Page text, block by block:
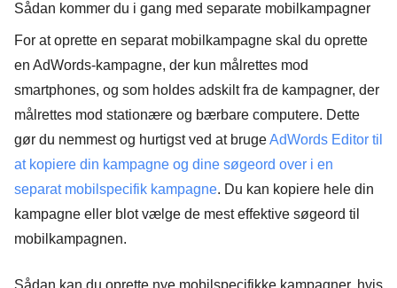
Sådan kommer du i gang med separate mobilkampagner
For at oprette en separat mobilkampagne skal du oprette
en AdWords-kampagne, der kun målrettes mod
smartphones, og som holdes adskilt fra de kampagner, der
målrettes mod stationære og bærbare computere. Dette
gør du nemmest og hurtigst ved at brugeAdWords Editor til
at kopiere din kampagne og dine søgeord over i en
separat mobilspecifik kampagne. Du kan kopiere hele din
kampagne eller blot vælge de mest effektive søgeord til
mobilkampagnen.
Sådan kan du oprette nye mobilspecifikke kampagner, hvis